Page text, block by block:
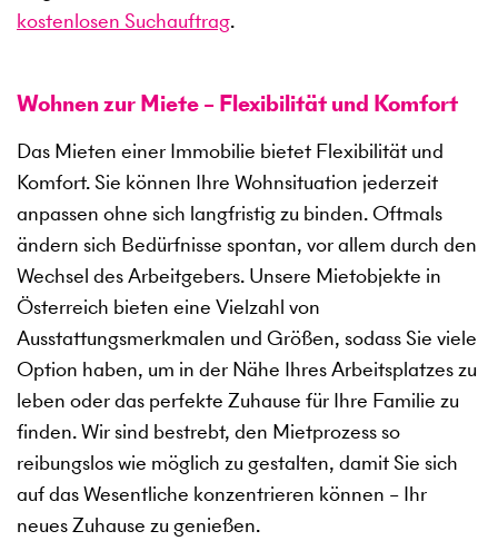
kostenlosen Suchauftrag.
Wohnen zur Miete – Flexibilität und Komfort
Das Mieten einer Immobilie bietet Flexibilität und
Komfort. Sie können Ihre Wohnsituation jederzeit
anpassen ohne sich langfristig zu binden. Oftmals
ändern sich Bedürfnisse spontan, vor allem durch den
Wechsel des Arbeitgebers. Unsere Mietobjekte in
Österreich bieten eine Vielzahl von
Ausstattungsmerkmalen und Größen, sodass Sie viele
Option haben, um in der Nähe Ihres Arbeitsplatzes zu
leben oder das perfekte Zuhause für Ihre Familie zu
finden. Wir sind bestrebt, den Mietprozess so
reibungslos wie möglich zu gestalten, damit Sie sich
auf das Wesentliche konzentrieren können – Ihr
neues Zuhause zu genießen.